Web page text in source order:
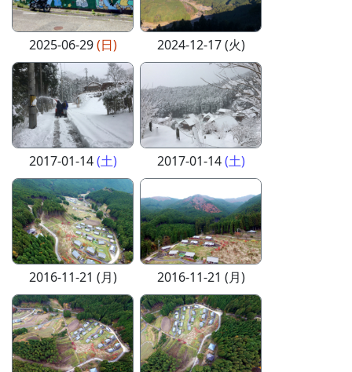
2025-06-29(日) 2024-12-17 (火)
2017-01-14(土) 2017-01-14(土)
2016-11-21 (月) 2016-11-21 (月)